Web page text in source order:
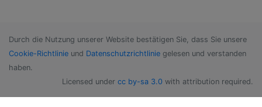
Durch die Nutzung unserer Website bestätigen Sie, dass Sie unsere
Cookie-Richtlinie und Datenschutzrichtlinie gelesen und verstanden
haben.
Licensed under cc by-sa 3.0 with attribution required.